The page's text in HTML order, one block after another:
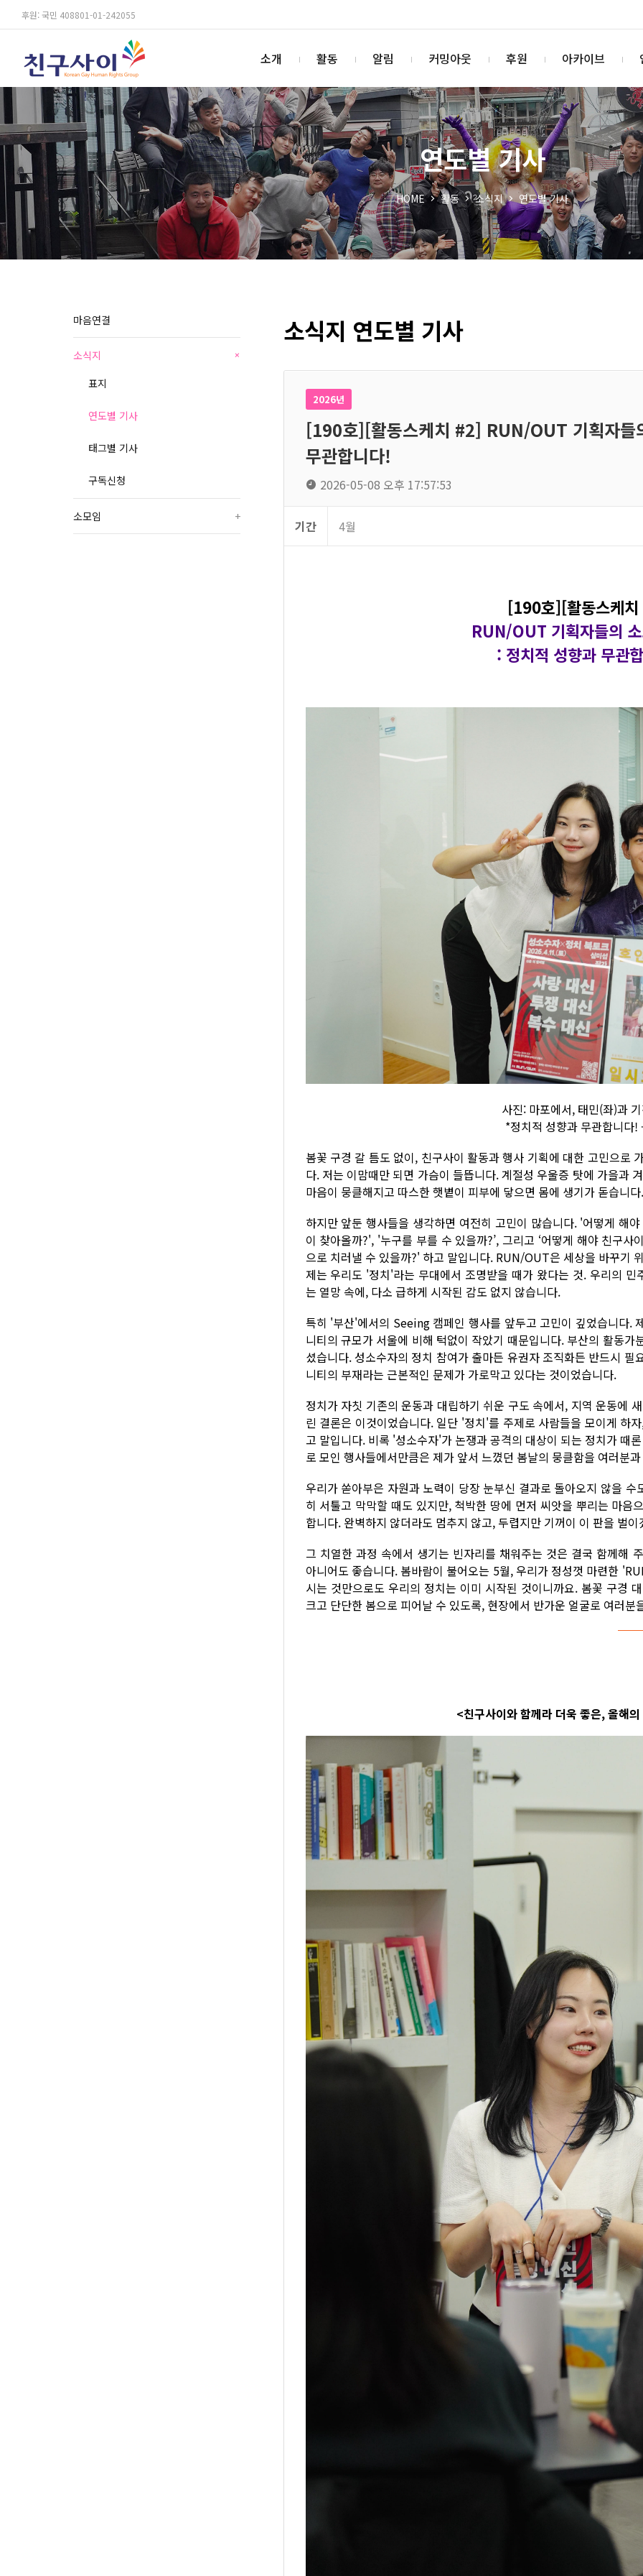
후원: 국민 408801-01-242055
소개 활동 알림 커밍아웃 후원 아카이브
연도별 기사
HOME 활동 소식지 연도별 기사
마음연결
소식지 +
표지
연도별 기사
태그별 기사
구독신청
소모임 +
소식지 연도별 기사
2026년
[190호][활동스케치 #2] RUN/OUT 기획자들
무관합니다!
2026-05-08 오후 17:57:53
기간 4월
[190호][활동스케
RUN/OUT 기획자들의
: 정치적 성향과 무관
사진: 마포에서, 태민(좌)과
*정치적 성향과 무관합니다!
봄꽃 구경 갈 틈도 없이, 친구사이 활동과 행사 기획에 대한 고민으로
다. 저는 이맘때만 되면 가슴이 들뜹니다. 계절성 우울증 탓에 가을과
마음이 뭉클해지고 따스한 햇볕이 피부에 닿으면 몸에 생기가 돋습니다.
하지만 앞둔 행사들을 생각하면 여전히 고민이 많습니다. '어떻게 해
이 찾아올까?', '누구를 부를 수 있을까?’, 그리고 ‘어떻게 해야 친구
으로 치러낼 수 있을까?' 하고 말입니다. RUN/OUT은 세상을 바꾸기
제는 우리도 '정치'라는 무대에서 조명받을 때가 왔다는 것. 우리의
는 열망 속에, 다소 급하게 시작된 감도 없지 않습니다.
특히 '부산'에서의 Seeing 캠페인 행사를 앞두고 고민이 깊었습니다.
니티의 규모가 서울에 비해 턱없이 작았기 때문입니다. 부산의 활동
셨습니다. 성소수자의 정치 참여가 출마든 유권자 조직화든 반드시
니티의 부재라는 근본적인 문제가 가로막고 있다는 것이었습니다.
정치가 자칫 기존의 운동과 대립하기 쉬운 구도 속에서, 지역 운동에
린 결론은 이것이었습니다. 일단 '정치'를 주제로 사람들을 모이게 하
고 말입니다. 비록 '성소수자'가 논쟁과 공격의 대상이 되는 정치가 때
로 모인 행사들에서만큼은 제가 앞서 느꼈던 봄날의 뭉클함을 여러분
우리가 쏟아부은 자원과 노력이 당장 눈부신 결과로 돌아오지 않을
히 서툴고 막막할 때도 있지만, 척박한 땅에 먼저 씨앗을 뿌리는 마음
합니다. 완벽하지 않더라도 멈추지 않고, 두렵지만 기꺼이 이 판을 벌이
그 치열한 과정 속에서 생기는 빈자리를 채워주는 것은 결국 함께해
아니어도 좋습니다. 봄바람이 불어오는 5월, 우리가 정성껏 마련한
시는 것만으로도 우리의 정치는 이미 시작된 것이니까요. 봄꽃 구경
크고 단단한 봄으로 피어날 수 있도록, 현장에서 반가운 얼굴로 여러분
<친구사이와 함께라 더욱 좋은, 올해